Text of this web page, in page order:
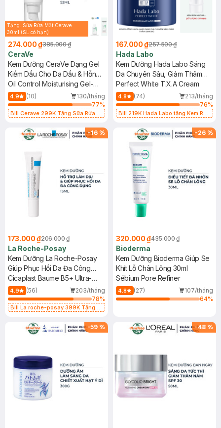
Tặng: Sữa Rửa Mặt Cerave
30ml (SL có hạn)
274.000 ₫385.000 ₫
CeraVe
Kem Dưỡng CeraVe Dạng Gel
Kiềm Dầu Cho Da Dầu & Hỗn
Hợp 52ml
Oil Control Moisturising Gel-
Cream
4.9 (10)
130/tháng
77%
Bill Cerave 299K Tặng Sữa Rửa
167.000 ₫257.500 ₫
Hada Labo
Kem Dưỡng Hada Labo Sáng
Da Chuyên Sâu, Giảm Thâm
Sạm 50g
Perfect White T.X.A Cream
4.8 (74)
213/tháng
76%
Bill 219K Hada Labo tặng Kem Rửa
-16 %
173.000 ₫206.000 ₫
La Roche-Posay
Kem Dưỡng La Roche-Posay
Giúp Phục Hồi Da Đa Công
Dụng 15ml
Cicaplast Baume B5+ Ultra-
Repairing Soothing Balm
4.9 (56)
203/tháng
78%
Bill La roche-posay 399K Tặng
(SL có hạn)
-26 %
320.000 ₫435.000 ₫
Bioderma
Kem Dưỡng Bioderma Giúp Se
Khít Lỗ Chân Lông 30ml
Sébium Pore Refiner
4.8 (27)
107/tháng
64%
-59 % -48 %